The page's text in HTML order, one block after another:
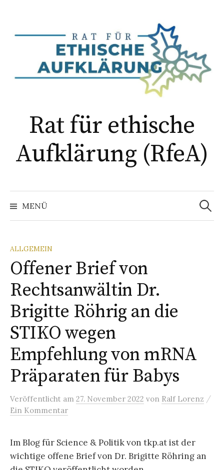
Inhalt
Rat für ethische
Aufklärung (RfeA)
MENÜ
Suchen
nach:
ALLGEMEIN
Offener Brief von
Rechtsanwältin Dr.
Brigitte Röhrig an die
STIKO wegen
Empfehlung von mRNA
Präparaten für Babys
Veröffentlicht am 27. November 2022 von Ralf Lorenz /
Ein Kommentar
Im Blog für Science & Politik von tkp.at ist der
wichtige offene Brief von Dr. Brigitte Röhring an